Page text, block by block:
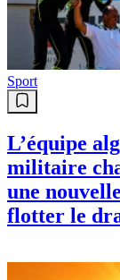
Sport
L’équipe
militaire
une
flotter le